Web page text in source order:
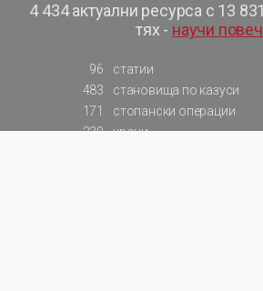
4 434 актуални ресурса с 13
тях - научи
96
статии
483
становища по казуси
171
стопански операции
230
уроци